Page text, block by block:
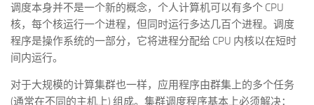
调度本身并不是一个新的概念，个人计算机可以有多个 CPU
核，每个核运行一个进程，但同时运行多达几百个进程。调度
程序是操作系统的一部分，它将进程分配给 CPU 内核以在短时
间内运行。
对于大规模的计算集群也一样，应用程序由群集上的多个任务
(通常在不同的主机上) 组成。集群调度程序基本上必须解决：